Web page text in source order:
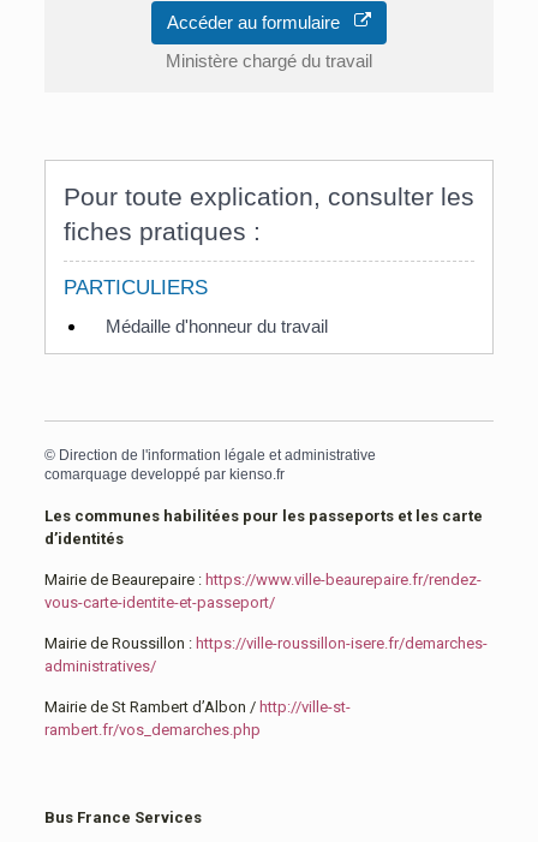
Accéder au formulaire
Ministère chargé du travail
Pour toute explication, consulter les
fiches pratiques :
PARTICULIERS
Médaille d'honneur du travail
© Direction de l'information légale et administrative
comarquage developpé par kienso.fr
Les communes habilitées pour les passeports et les carte
d’identités
Mairie de Beaurepaire : https://www.ville-beaurepaire.fr/rendez-
vous-carte-identite-et-passeport/
Mairie de Roussillon : https://ville-roussillon-isere.fr/demarches-
administratives/
Mairie de St Rambert d’Albon / http://ville-st-
rambert.fr/vos_demarches.php
Bus France Services